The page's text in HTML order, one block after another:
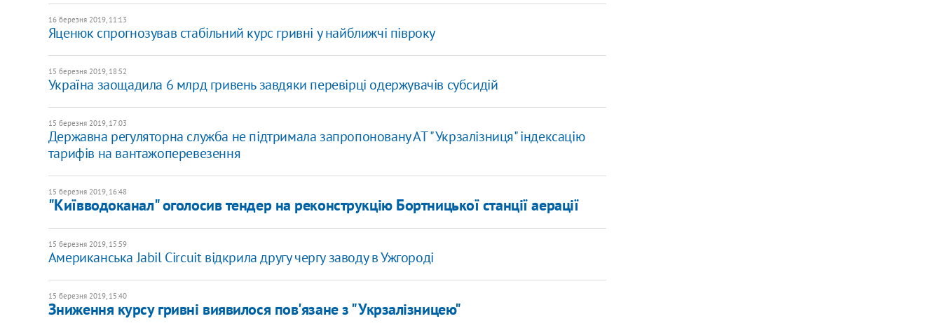
16 березня 2019, 11:13
​Яценюк спрогнозував стабільний курс гривні у найближчі півроку
15 березня 2019, 18:52
Україна заощадила 6 млрд гривень завдяки перевірці одержувачів субсидій
15 березня 2019, 17:03
Державна регуляторна служба не підтримала запропоновану АТ "Укрзалізниця" індексацію
тарифів на вантажоперевезення
15 березня 2019, 16:48
"Київводоканал" оголосив тендер на реконструкцію Бортницької станції аерації
15 березня 2019, 15:59
Американська Jabil Circuit відкрила другу чергу заводу в Ужгороді
15 березня 2019, 15:40
Зниження курсу гривні виявилося пов'язане з "Укрзалізницею"